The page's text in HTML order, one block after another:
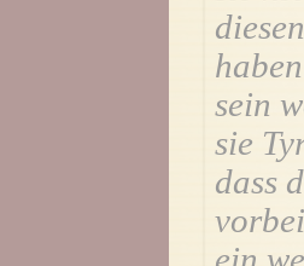
sein
sie
dass